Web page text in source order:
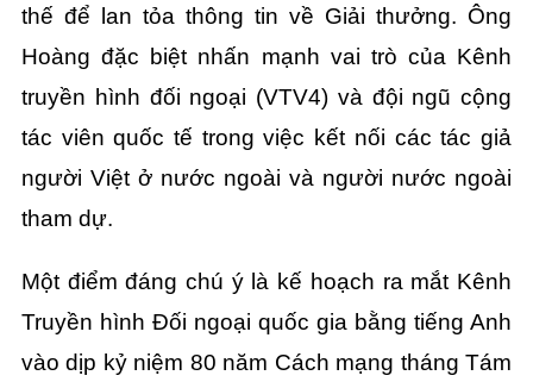
thế để lan tỏa thông tin về Giải thưởng. Ông
Hoàng đặc biệt nhấn mạnh vai trò của Kênh
truyền hình đối ngoại (VTV4) và đội ngũ cộng
tác viên quốc tế trong việc kết nối các tác giả
người Việt ở nước ngoài và người nước ngoài
tham dự.
Một điểm đáng chú ý là kế hoạch ra mắt Kênh
Truyền hình Đối ngoại quốc gia bằng tiếng Anh
vào dịp kỷ niệm 80 năm Cách mạng tháng Tám